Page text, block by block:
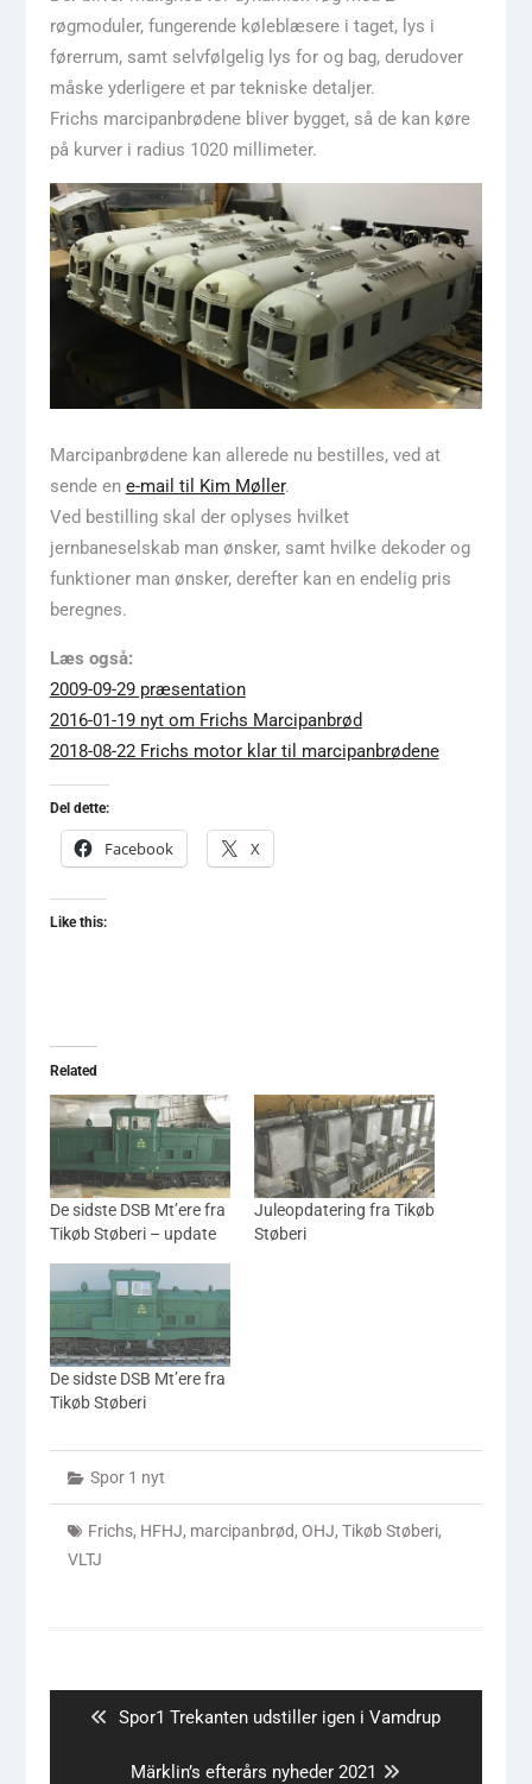
røgmoduler, fungerende køleblæsere i taget, lys i
førerrum, samt selvfølgelig lys for og bag, derudover
måske yderligere et par tekniske detaljer.
Frichs marcipanbrødene bliver bygget, så de kan køre
på kurver i radius 1020 millimeter.
Marcipanbrødene kan allerede nu bestilles, ved at
sende en e-mail til Kim Møller.
Ved bestilling skal der oplyses hvilket
jernbaneselskab man ønsker, samt hvilke dekoder og
funktioner man ønsker, derefter kan en endelig pris
beregnes.
Læs også:
2009-09-29 præsentation
2016-01-19 nyt om Frichs Marcipanbrød
2018-08-22 Frichs motor klar til marcipanbrødene
Del dette:
Facebook X
Like this:
Related
De sidste DSB Mt’ere fra
Tikøb Støberi – update
Juleopdatering fra Tikøb
Støberi
De sidste DSB Mt’ere fra
Tikøb Støberi
Spor 1 nyt
Frichs, HFHJ, marcipanbrød, OHJ, Tikøb Støberi,
VLTJ
Previous
Spor1 Trekanten udstiller igen i Vamdrup
Next
Märklin’s efterårs nyheder 2021